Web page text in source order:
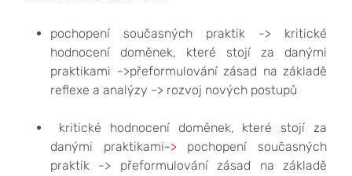
pochopení současných praktik -> kritické
hodnocení doměnek, které stojí za danými
praktikami ->přeformulování zásad na základě
reflexe a analýzy -> rozvoj nových postupů
kritické hodnocení doměnek, které stojí za
danými praktikami-> pochopení současných
praktik -> přeformulování zásad na základě